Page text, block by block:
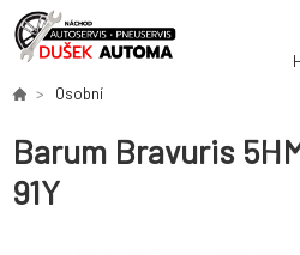
Osobní
Barum Bravuris
91Y